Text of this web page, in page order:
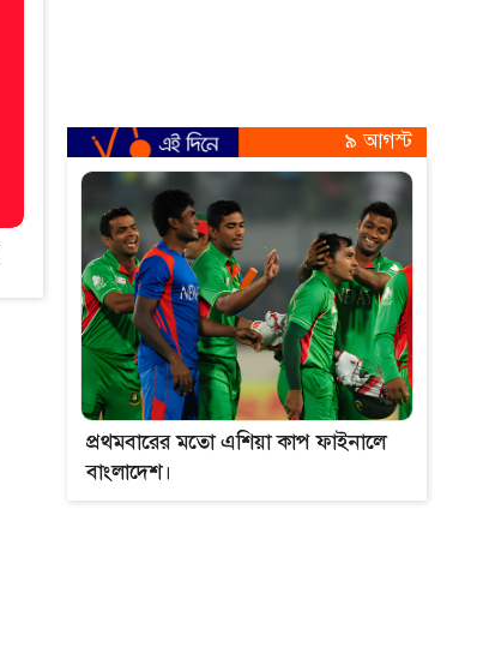
৯ আগস্ট
প্রথমবারের মতো এশিয়া কাপ ফাইনালে
বাংলাদেশ।